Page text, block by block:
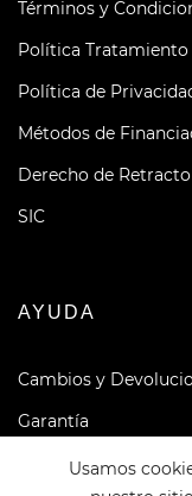
Términos y
Política Tratamiento
Política de
Métodos de
Derecho de Retracto
SIC
AYUDA
Cambios y
Garantía
Términos y
Usamos